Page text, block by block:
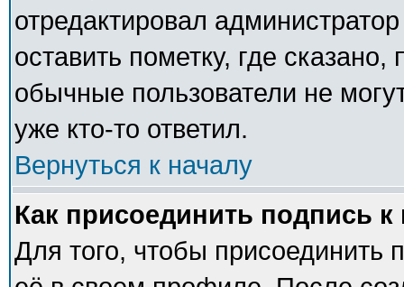
отредактировал
оставить пометку, где
обычные пользователи не
уже кто-то ответил.
Вернуться к началу
Как присоединить подпись
Для того, чтобы присоединить